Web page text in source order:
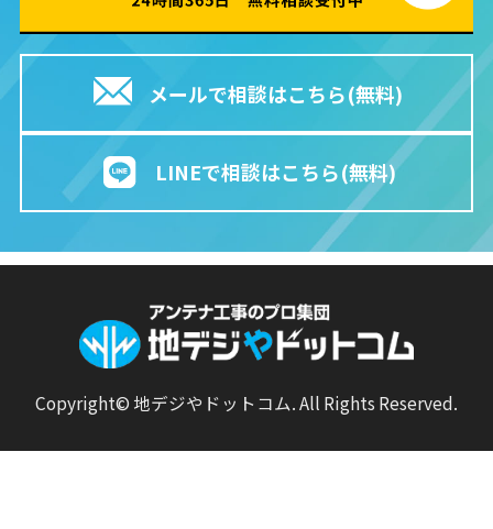
メールで相談はこちら(無料)
LINEで相談はこちら(無料)
Copyright© 地デジやドットコム. All Rights Reserved.